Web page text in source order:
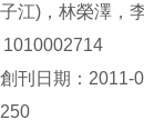
江)，林榮澤，
育偉，劉瀚嶸(
刊日期：2011-